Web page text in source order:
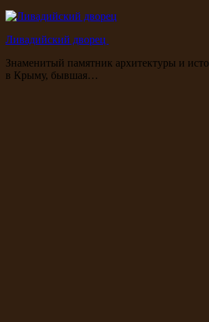
Ливадийский дворец
Знаменитый памятник архитектуры и
в Крыму, бывшая…